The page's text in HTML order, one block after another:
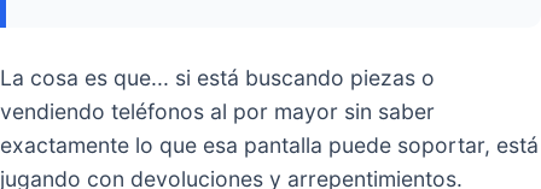
vende.
Según Counterpoint Research, casi
decisiones de actualización de teléfonos